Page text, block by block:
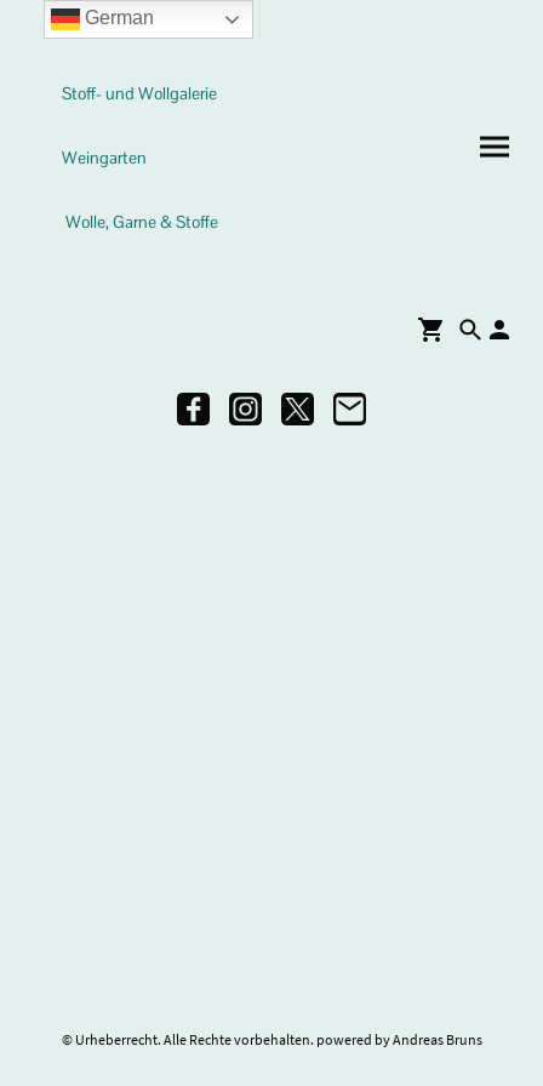
Stoff- und Wollgalerie
Weingarten
Wolle, Garne & Stoffe
© Urheberrecht. Alle Rechte vorbehalten. powered by Andreas Bruns
German